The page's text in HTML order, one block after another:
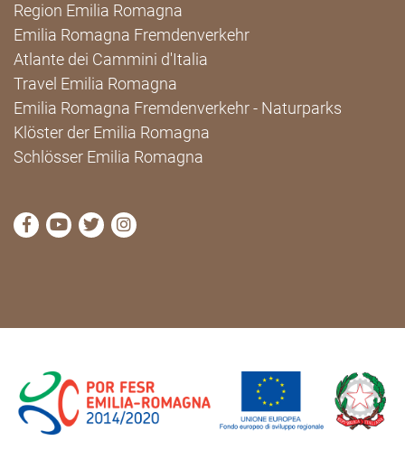
Region Emilia Romagna
Emilia Romagna Fremdenverkehr
Atlante dei Cammini d'Italia
Travel Emilia Romagna
Emilia Romagna Fremdenverkehr - Naturparks
Klöster der Emilia Romagna
Schlösser Emilia Romagna
die Seite Facebook von Cammini Emilia-Romagna
die Seite YouTube von Cammini Emilia-
die Seite Twitter von Cammini Emilia-
die Seite Instagram von Cammini